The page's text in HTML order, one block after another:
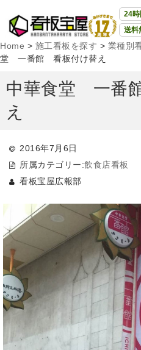
24時
送料
Home > 施工看板を探す > 業種別
堂 一番館 看板付け替え
中華食堂 一番
え
2016年7月6日
所属カテゴリー:飲食店看板
看板宝屋広報部